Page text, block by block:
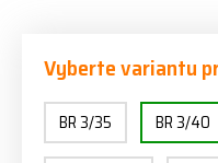
Vyberte variantu
BR 3/35 BR 3/40